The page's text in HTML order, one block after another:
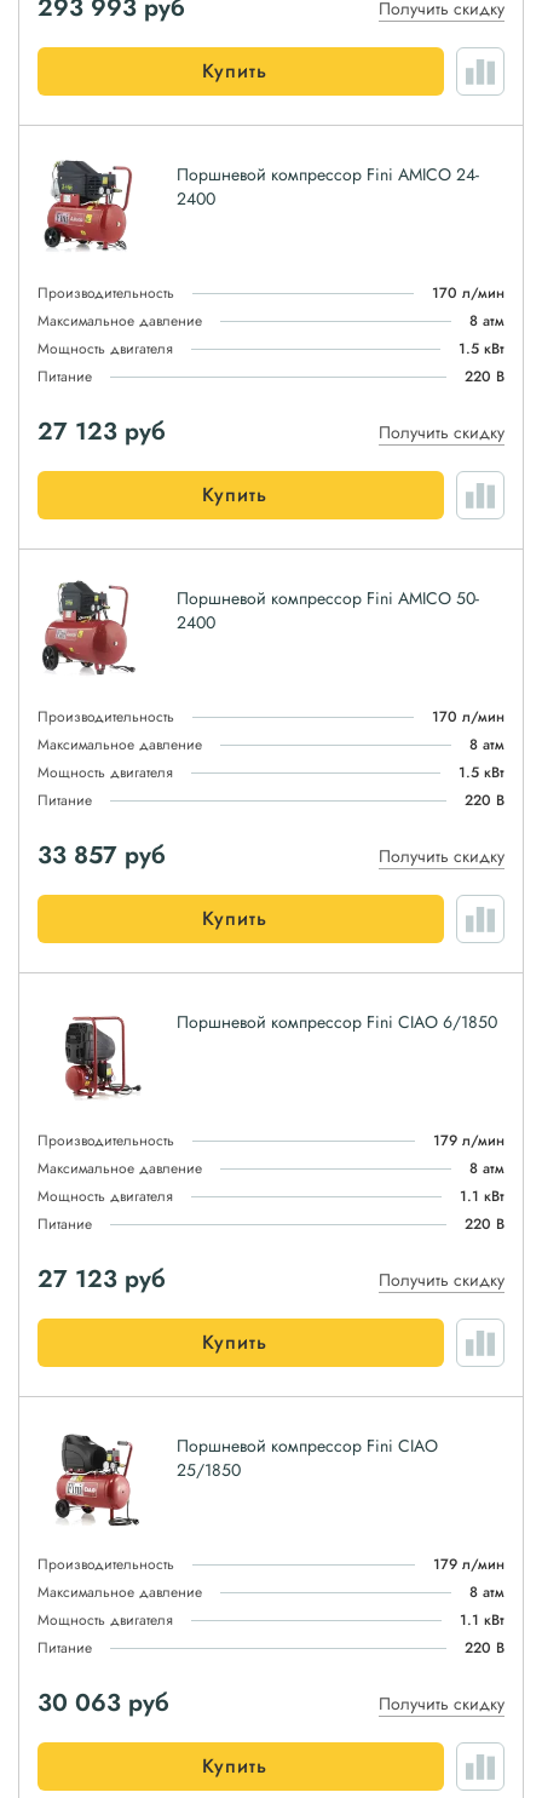
293 993 руб Получить скидку
Купить
Поршневой компрессор Fini AMICO 24-
2400
Производительность
170 л/мин
Максимальное давление
8 атм
Мощность двигателя
1.5 кВт
Питание
220 В
27 123 руб Получить скидку
Купить
Поршневой компрессор Fini AMICO 50-
2400
Производительность
170 л/мин
Максимальное давление
8 атм
Мощность двигателя
1.5 кВт
Питание
220 В
33 857 руб Получить скидку
Купить
Поршневой компрессор Fini CIAO 6/1850
Производительность
179 л/мин
Максимальное давление
8 атм
Мощность двигателя
1.1 кВт
Питание
220 В
27 123 руб Получить скидку
Купить
Поршневой компрессор Fini CIAO
25/1850
Производительность
179 л/мин
Максимальное давление
8 атм
Мощность двигателя
1.1 кВт
Питание
220 В
30 063 руб Получить скидку
Купить